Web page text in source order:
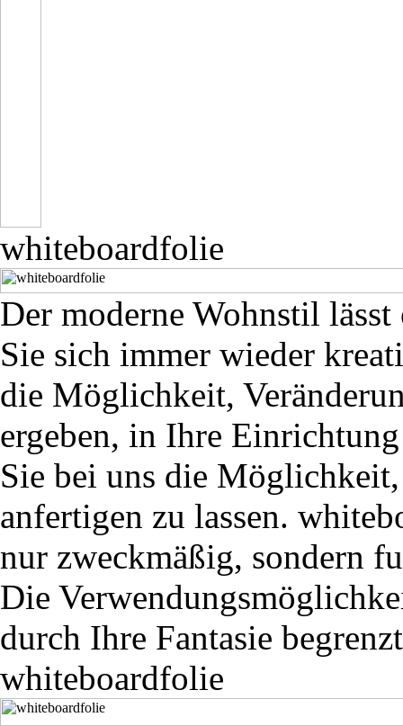
whiteboardfolie
Der moderne Wohnstil
Sie sich immer wieder
die Möglichkeit,
ergeben, in Ihre
Sie bei uns die
anfertigen zu lassen.
nur zweckmäßig, sondern
Die
durch Ihre Fantasie
whiteboardfolie